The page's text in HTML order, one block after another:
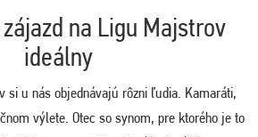
na Ligu Majstrov
ideálny
si u nás objednávajú rôzni ľudia. Kamaráti,
výlete. Otec so synom, pre ktorého je to